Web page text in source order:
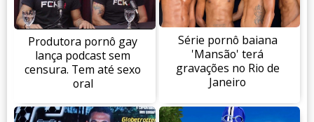
Produtora pornô gay
lança podcast sem
censura. Tem até sexo
oral
Série pornô baiana
'Mansão' terá
gravações no Rio de
Janeiro